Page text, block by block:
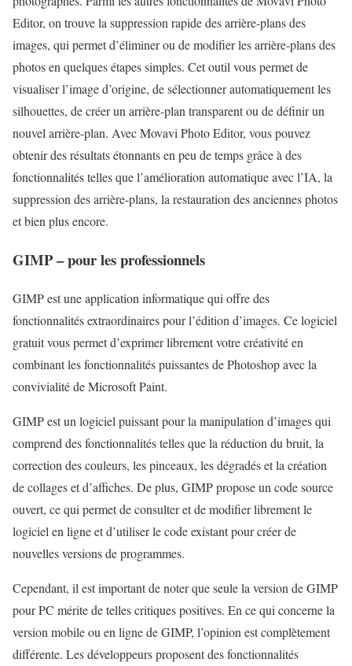
Editor, on trouve la suppression rapide des arrière-plans des
images, qui permet d’éliminer ou de modifier les arrière-plans des
photos en quelques étapes simples. Cet outil vous permet de
visualiser l’image d’origine, de sélectionner automatiquement les
silhouettes, de créer un arrière-plan transparent ou de définir un
nouvel arrière-plan. Avec Movavi Photo Editor, vous pouvez
obtenir des résultats étonnants en peu de temps grâce à des
fonctionnalités telles que l’amélioration automatique avec l’IA, la
suppression des arrière-plans, la restauration des anciennes photos
et bien plus encore.
GIMP – pour les professionnels
GIMP est une application informatique qui offre des
fonctionnalités extraordinaires pour l’édition d’images. Ce logiciel
gratuit vous permet d’exprimer librement votre créativité en
combinant les fonctionnalités puissantes de Photoshop avec la
convivialité de Microsoft Paint.
GIMP est un logiciel puissant pour la manipulation d’images qui
comprend des fonctionnalités telles que la réduction du bruit, la
correction des couleurs, les pinceaux, les dégradés et la création
de collages et d’affiches. De plus, GIMP propose un code source
ouvert, ce qui permet de consulter et de modifier librement le
logiciel en ligne et d’utiliser le code existant pour créer de
nouvelles versions de programmes.
Cependant, il est important de noter que seule la version de GIMP
pour PC mérite de telles critiques positives. En ce qui concerne la
version mobile ou en ligne de GIMP, l’opinion est complètement
différente. Les développeurs proposent des fonctionnalités